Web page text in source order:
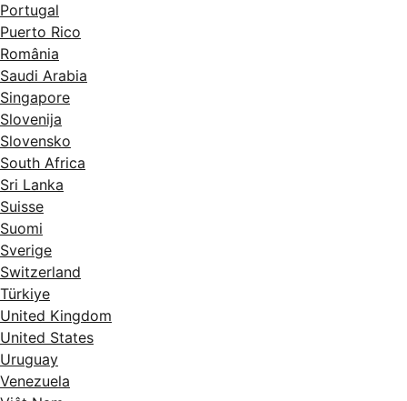
Portugal
Puerto Rico
România
Saudi Arabia
Singapore
Slovenija
Slovensko
South Africa
Sri Lanka
Suisse
Suomi
Sverige
Switzerland
Türkiye
United Kingdom
United States
Uruguay
Venezuela